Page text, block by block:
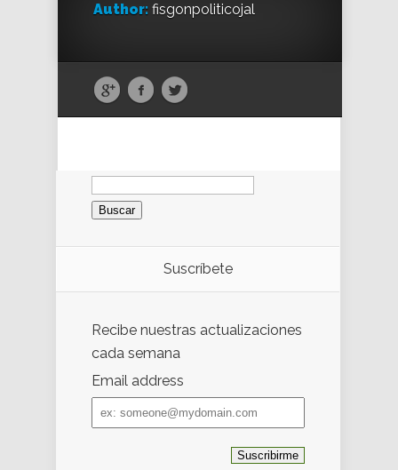
Author: fisgonpoliticojal
Buscar:
Suscríbete
Recibe nuestras actualizaciones
cada semana
Email address
Email
address